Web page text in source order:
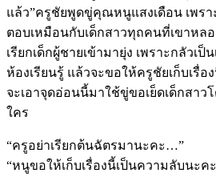
แล้ว”ครูชัยพูดขู่คุณหนูแสงเดือน เพรา
ตอบเหมือนกับเด็กสาวทุถคนที่เขาหล
เรียกเด็กผู้ชายเข้ามายุ่ง เพราะกลัวเ
ห้องเรียนรู้ แล้วจะขอให้ครูชัยเก็บเรื่อ
จะเอาจุดอ่อนนี้มาใช้ขู่ขอเย็ดเด็กสาว
ใคร
“ครูอย่าเรียกต้นฉัตรมานะคะ…”
“หนูขอให้เก็บเรื่องนี้เป็นความลับนะ